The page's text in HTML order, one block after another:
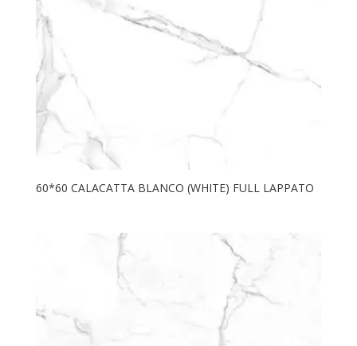
60*60 CALACATTA BLANCO (WHITE) FULL LAPPATO